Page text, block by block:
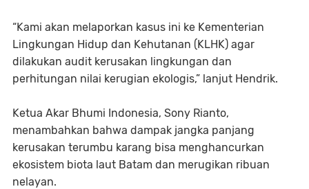
“Kami akan melaporkan kasus ini ke Kementerian
Lingkungan Hidup dan Kehutanan (KLHK) agar
dilakukan audit kerusakan lingkungan dan
perhitungan nilai kerugian ekologis,” lanjut Hendrik.
Ketua Akar Bhumi Indonesia, Sony Rianto,
menambahkan bahwa dampak jangka panjang
kerusakan terumbu karang bisa menghancurkan
ekosistem biota laut Batam dan merugikan ribuan
nelayan.